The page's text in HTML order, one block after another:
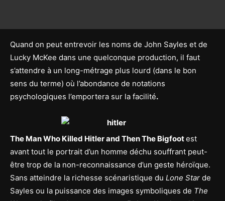
Quand on peut entrevoir les noms de John Sayles et de
Lucky McKee dans une quelconque production, il faut
s’attendre à un long-métrage plus lourd (dans le bon
sens du terme) où l’abondance de notations
psychologiques l’emportera sur la facilité.
The Man Who Killed Hitler and Then The Bigfootest
avant tout le portrait d’un homme déchu souffrant peut-
être trop de la non-reconnaissance d’un geste héroïque.
Sans atteindre la richesse scénaristique du Lone Star de
Sayles ou la puissance des images symboliques de The